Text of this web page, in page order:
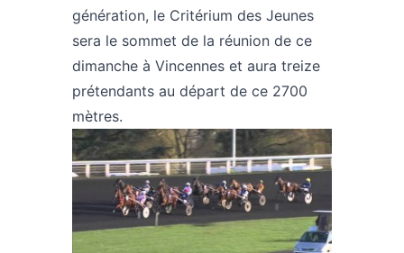
génération, le Critérium des Jeunes
sera le sommet de la réunion de ce
dimanche à Vincennes et aura treize
prétendants au départ de ce 2700
mètres.